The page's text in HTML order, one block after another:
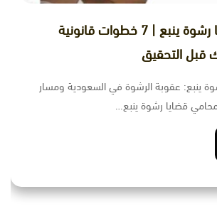
محامي قضايا رشوة ينبع | 7 خطوات قانونية
التحقيق
ينبع: عقوبة الرشوة في السعودية ومسار
محامي قضايا رشوة ينبع…